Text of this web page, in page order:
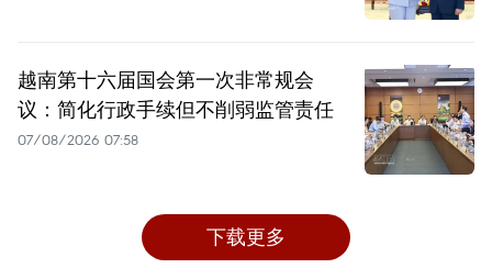
越南第十六届国会第一次非常规会
议：简化行政手续但不削弱监管责任
07/08/2026 07:58
下载更多